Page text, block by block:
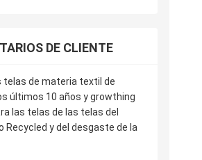
DE CLIENTE
telas de materia textil de
últimos 10 años y growthing
las telas de las telas del
Recycled y del desgaste de la